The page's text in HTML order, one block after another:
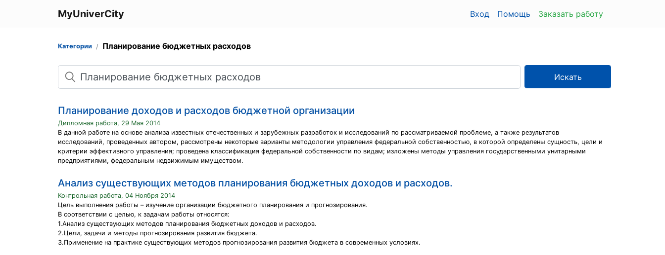
MyUniverCity Вход Помощь Заказать работу
Категории Планирование бюджетных расходов
Поиск
Искать
Планирование доходов и расходов бюджетной организации
Дипломная работа, 29 Мая 2014
В данной работе на основе анализа известных отечественных и зарубежных разработок и исследований по рассматриваемой проблеме, а также результатов
исследований, проведенных автором, рассмотрены некоторые варианты методологии управления федеральной собственностью, в которой определены сущность, цели и
критерии эффективного управления; проведена классификация федеральной собственности по видам; изложены методы управления государственными унитарными
предприятиями, федеральным недвижимым имуществом.
Анализ существующих методов планирования бюджетных доходов и расходов.
Контрольная работа, 04 Ноября 2014
Цель выполнения работы – изучение организации бюджетного планирования и прогнозирования.
В соответствии с целью, к задачам работы относятся:
1.Анализ существующих методов планирования бюджетных доходов и расходов.
2.Цели, задачи и методы прогнозирования развития бюджета.
3.Применение на практике существующих методов прогнозирования развития бюджета в современных условиях.